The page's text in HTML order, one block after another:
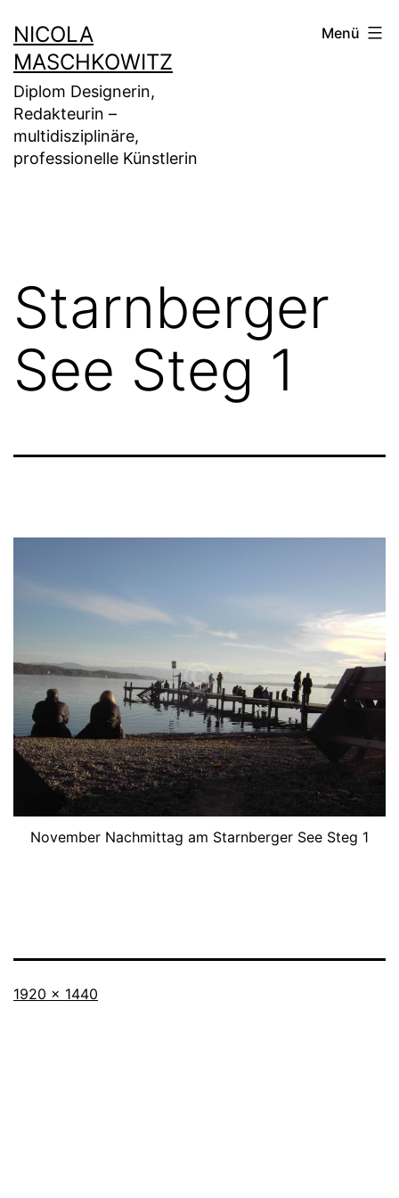
Inhalt
springen
NICOLA
MASCHKOWITZ
Diplom Designerin,
Redakteurin –
multidisziplinäre,
professionelle Künstlerin
Menü
Starnberger
See Steg 1
November Nachmittag am Starnberger See Steg 1
Originalgröße
1920 × 1440